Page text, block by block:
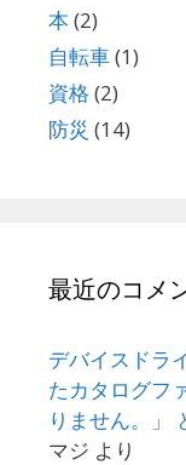
本 (2)
自転車(1)
資格 (2)
防災 (14)
最近のコメ
デバイスドラ
たカタログフ
りません。」
マジ より